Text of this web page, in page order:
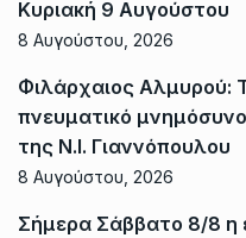
Κυριακή 9 Αυγούστου
8 Αυγούστου, 2026
Φιλάρχαιος Αλμυρού:
πνευματικό
της Ν.Ι. Γιαννόπουλου
8 Αυγούστου, 2026
Σήμερα Σάββατο 8/8 η